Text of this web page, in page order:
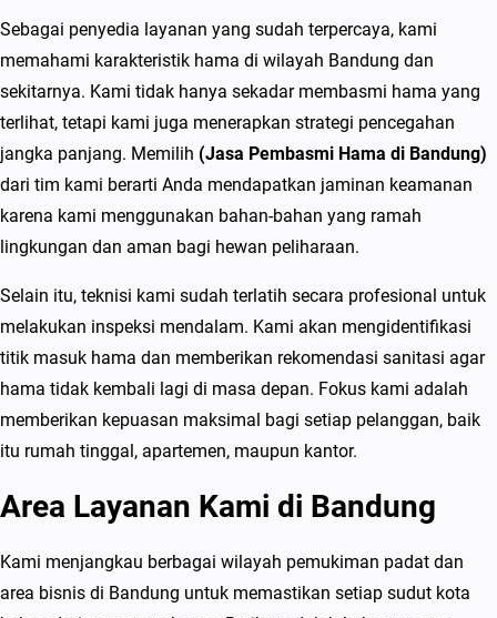
a
h
2
0
2
6
Sebagai penyedia layanan yang sudah terpercaya, kami
memahami karakteristik hama di wilayah Bandung dan
sekitarnya. Kami tidak hanya sekadar membasmi hama yang
terlihat, tetapi kami juga menerapkan strategi pencegahan
jangka panjang. Memilih (Jasa Pembasmi Hama di Bandung)
dari tim kami berarti Anda mendapatkan jaminan keamanan
karena kami menggunakan bahan-bahan yang ramah
lingkungan dan aman bagi hewan peliharaan.
Selain itu, teknisi kami sudah terlatih secara profesional untuk
melakukan inspeksi mendalam. Kami akan mengidentifikasi
titik masuk hama dan memberikan rekomendasi sanitasi agar
hama tidak kembali lagi di masa depan. Fokus kami adalah
memberikan kepuasan maksimal bagi setiap pelanggan, baik
itu rumah tinggal, apartemen, maupun kantor.
Area Layanan Kami di Bandung
Kami menjangkau berbagai wilayah pemukiman padat dan
area bisnis di Bandung untuk memastikan setiap sudut kota